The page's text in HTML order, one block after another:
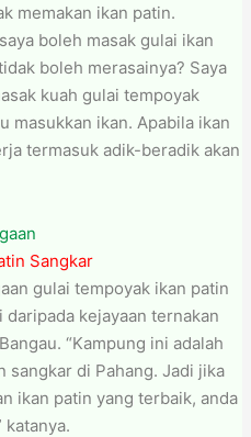
memakan ikan patin.
boleh masak gulai ikan
boleh merasainya? Saya
kuah gulai tempoyak
masukkan ikan. Apabila ikan
termasuk adik-beradik akan
Sangkar
gulai tempoyak ikan patin
kejayaan ternakan
“Kampung ini adalah
sangkar di Pahang. Jadi jika
ikan patin yang terbaik, anda
katanya.